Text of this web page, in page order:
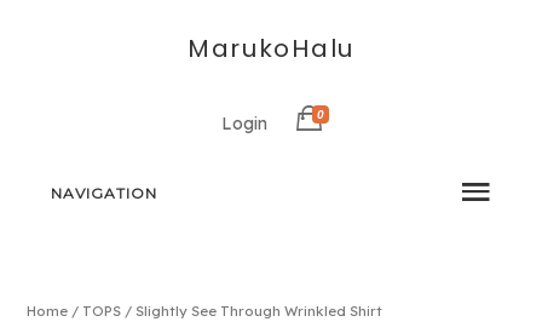
MarukoHalu
Login 0
NAVIGATION
Home / TOPS / Slightly See Through Wrinkled Shirt